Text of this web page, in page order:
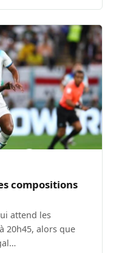
compositions
attend les
20h45, alors que